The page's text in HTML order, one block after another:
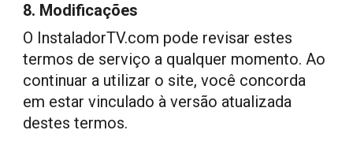
8. Modificações
O InstaladorTV.com pode revisar estes
termos de serviço a qualquer momento. Ao
continuar a utilizar o site, você concorda
em estar vinculado à versão atualizada
destes termos.